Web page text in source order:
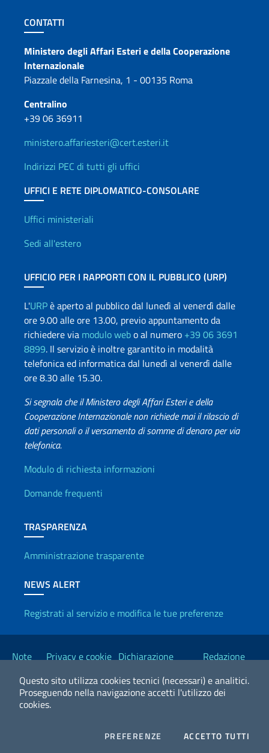
Questo sito utilizza cookies tecnici (necessari) e analitici.
Proseguendo nella navigazione accetti l'utilizzo dei
cookies.
PREFERENZE COOKIESACCETTO TUTTI
Sezione footer
CONTATTI
Contatti
Ministero degli Affari Esteri e della Cooperazione
Internazionale
Piazzale della Farnesina, 1 - 00135 Roma
Centralino
+39 06 36911
ministero.affariesteri@cert.esteri.it
Indirizzi PEC di tutti gli uffici
UFFICI E RETE DIPLOMATICO-CONSOLARE
Uffici e Rete diplomatica
Uffici ministeriali
Sedi all'estero
UFFICIO PER I RAPPORTI CON IL PUBBLICO (URP)
L'URPè aperto al pubblico dal lunedì al venerdì dalle
ore 9.00 alle ore 13.00, previo appuntamento da
richiedere via modulo webo al numero +39 06 3691
8899. Il servizio è inoltre garantito in modalità
telefonica ed informatica dal lunedì al venerdì dalle
ore 8.30 alle 15.30.
Si segnala che il Ministero degli Affari Esteri e della
Cooperazione Internazionale non richiede mai il rilascio di
dati personali o il versamento di somme di denaro per via
telefonica.
Info utili
Modulo di richiesta informazioni
Domande frequenti
TRASPARENZA
Amministrazione trasparente
NEWS ALERT
Registrati al servizio e modifica le tue preferenze
Link Utili
Note
Privacy e cookie Dichiarazione
Redazione